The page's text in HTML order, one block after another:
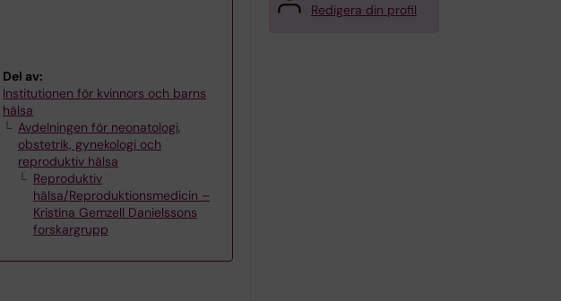
Del av:
Institutionen för kvinnors och barns
hälsa
Avdelningen för neonatologi,
obstetrik, gynekologi och
reproduktiv hälsa
Reproduktiv
hälsa/Reproduktionsmedicin –
Kristina Gemzell Danielssons
forskargrupp
Redigera din profil